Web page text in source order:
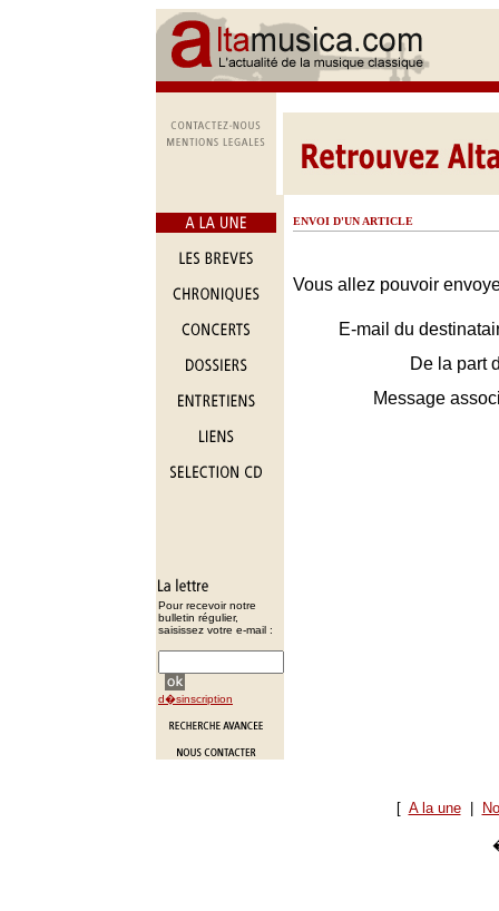
Pour recevoir notre
bulletin régulier,
saisissez votre e-mail :
d�sinscription
ENVOI D'UN ARTICLE
Vous allez pouvoir
E-mail du
De la part
Message
[ A la une|